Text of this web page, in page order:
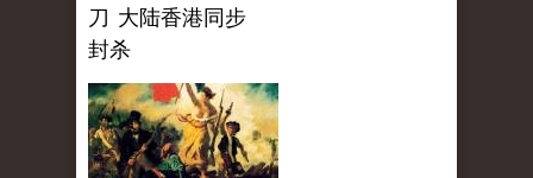
刀 大陆香港同步
封杀